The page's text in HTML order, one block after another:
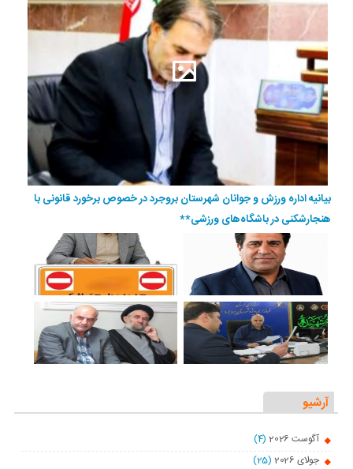
بیانیه اداره ورزش و جوانان شهرستان بروجرد در خصوص برخورد قانونی با
هنجارشکنی در باشگاه‌های ورزشی**
آرشیو
آگوست 2026
(4)
جولای 2026
(25)